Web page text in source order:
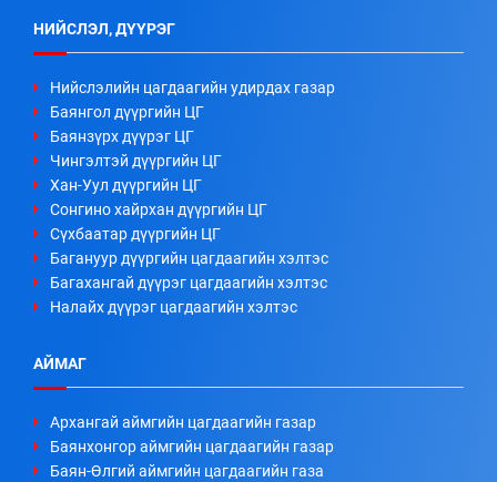
НИЙСЛЭЛ, ДҮҮРЭГ
Нийслэлийн цагдаагийн удирдах газар
Баянгол дүүргийн ЦГ
Баянзүрх дүүрэг ЦГ
Чингэлтэй дүүргийн ЦГ
Хан-Уул дүүргийн ЦГ
Сонгино хайрхан дүүргийн ЦГ
Сүхбаатар дүүргийн ЦГ
Багануур дүүргийн цагдаагийн хэлтэс
Багахангай дүүрэг цагдаагийн хэлтэс
Налайх дүүрэг цагдаагийн хэлтэс
АЙМАГ
Архангай аймгийн цагдаагийн газар
Баянхонгор аймгийн цагдаагийн газар
Баян-Өлгий аймгийн цагдаагийн газа